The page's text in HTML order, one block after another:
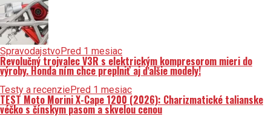
SpravodajstvoPred 1 mesiac
Revolučný trojvalec V3R s elektrickým kompresorom mieri do
výroby. Honda ním chce preplniť aj ďalšie modely!
Testy a recenziePred 1 mesiac
TEST Moto Morini X-Cape 1200 (2026): Charizmatické talianske
véčko s čínskym pasom a skvelou cenou